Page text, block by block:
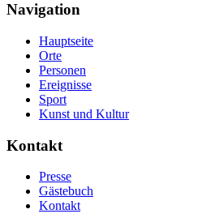
Navigation
Hauptseite
Orte
Personen
Ereignisse
Sport
Kunst und Kultur
Kontakt
Presse
Gästebuch
Kontakt